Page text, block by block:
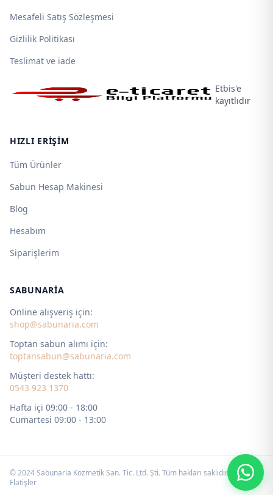
Mesafeli Satış Sözleşmesi
Gizlilik Politikası
Teslimat ve iade
Etbis'e
kayıtlıdır
HIZLI ERIŞIM
Tüm Ürünler
Sabun Hesap Makinesi
Blog
Hesabım
Siparişlerim
SABUNARIA
Online alışveriş için:
shop@sabunaria.com
Toptan sabun alımı için:
toptansabun@sabunaria.com
Müşteri destek hattı:
0543 923 1370
Hafta içi 09:00 - 18:00
Cumartesi 09:00 - 13:00
© 2024 Sabunaria Kozmetik San. Tic. Ltd. Şti. Tüm hakları saklıdır. by
Flatişler